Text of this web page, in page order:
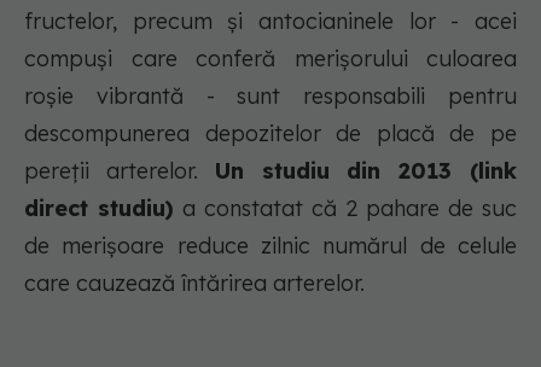
fructelor, precum și antocianinele lor - acei
compuși care conferă merișorului culoarea
roșie vibrantă - sunt responsabili pentru
descompunerea depozitelor de placă de pe
pereții arterelor. Un studiu din 2013 (link
direct studiu) a constatat că 2 pahare de suc
de merișoare reduce zilnic numărul de celule
care cauzează întărirea arterelor.